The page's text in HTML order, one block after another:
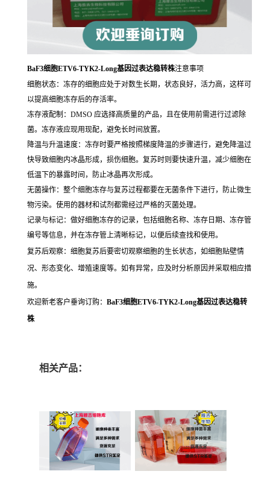
BaF3细胞ETV6-TYK2-Long基因过表达稳转株注意事项
细胞状态：冻存的细胞应处于对数生长期，状态良好，活力高，这样可
以提高细胞冻存后的存活率。
冻存液配制：DMSO 应选择高质量的产品，且在使用前需进行过滤除
菌。冻存液应现用现配，避免长时间放置。
降温与升温速度：冻存时要严格按照梯度降温的步骤进行，避免降温过
快导致细胞内冰晶形成，损伤细胞。复苏时则要快速升温，减少细胞在
低温下的暴露时间，防止冰晶再次形成。
无菌操作：整个细胞冻存与复苏过程都要在无菌条件下进行，防止微生
物污染。使用的器材和试剂都需经过严格的灭菌处理。
记录与标记：做好细胞冻存的记录，包括细胞名称、冻存日期、冻存管
编号等信息，并在冻存管上清晰标记，以便后续查找和使用。
复苏后观察：细胞复苏后要密切观察细胞的生长状态，如细胞贴壁情
况、形态变化、增殖速度等。如有异常，应及时分析原因并采取相应措
施。
欢迎新老客户垂询订购： BaF3细胞ETV6-TYK2-Long基因过表达稳转
株
相关产品：